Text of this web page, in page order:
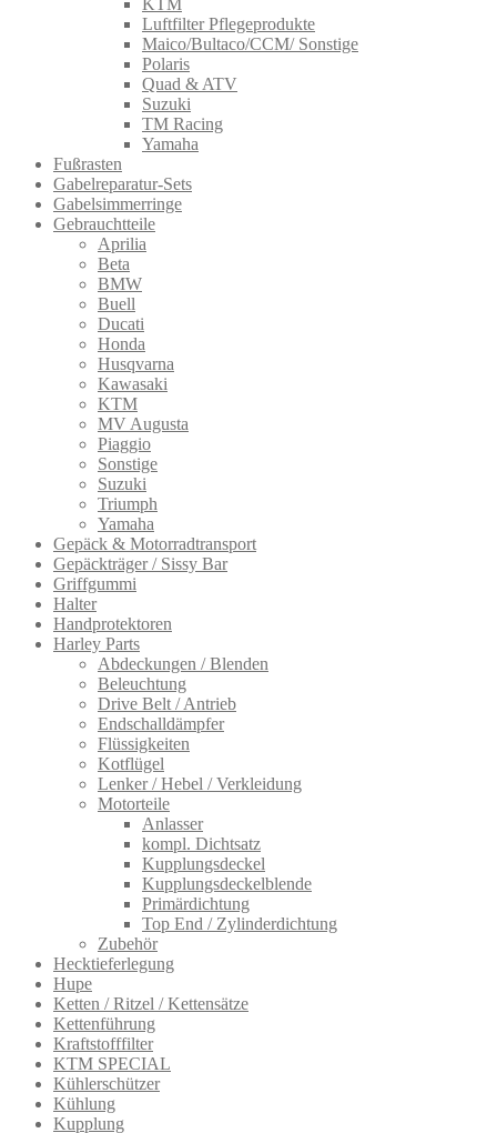
KTM
Luftfilter Pflegeprodukte
Maico/Bultaco/CCM/ Sonstige
Polaris
Quad & ATV
Suzuki
TM Racing
Yamaha
Fußrasten
Gabelreparatur-Sets
Gabelsimmerringe
Gebrauchtteile
Aprilia
Beta
BMW
Buell
Ducati
Honda
Husqvarna
Kawasaki
KTM
MV Augusta
Piaggio
Sonstige
Suzuki
Triumph
Yamaha
Gepäck & Motorradtransport
Gepäckträger / Sissy Bar
Griffgummi
Halter
Handprotektoren
Harley Parts
Abdeckungen / Blenden
Beleuchtung
Drive Belt / Antrieb
Endschalldämpfer
Flüssigkeiten
Kotflügel
Lenker / Hebel / Verkleidung
Motorteile
Anlasser
kompl. Dichtsatz
Kupplungsdeckel
Kupplungsdeckelblende
Primärdichtung
Top End / Zylinderdichtung
Zubehör
Hecktieferlegung
Hupe
Ketten / Ritzel / Kettensätze
Kettenführung
Kraftstofffilter
KTM SPECIAL
Kühlerschützer
Kühlung
Kupplung